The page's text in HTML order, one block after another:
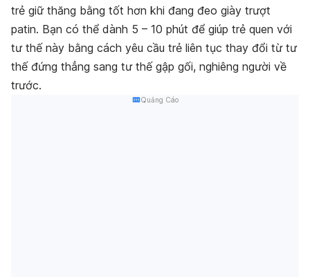
trẻ giữ thăng bằng tốt hơn khi đang đeo giày trượt
patin. Bạn có thể dành 5 – 10 phút để giúp trẻ quen với
tư thế này bằng cách yêu cầu trẻ liên tục thay đổi từ tư
thế đứng thẳng sang tư thế gập gối, nghiêng người về
trước.
Quảng Cáo